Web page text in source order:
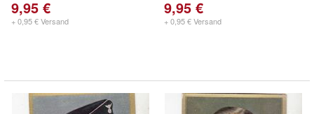
9,95 €
+ 0,95 € Versand
9,95 €
+ 0,95 € Versand